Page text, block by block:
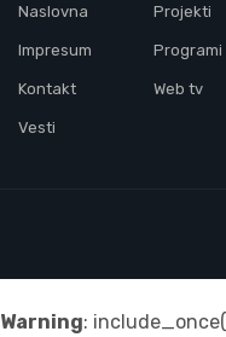
Naslovna
Impresum
Kontakt
Vesti
Projekti
Programi
Web tv
Warning: